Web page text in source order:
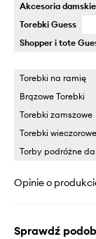
Akcesoria
Torebki Guess
Shopper i tote
Torebki na ramię
Brązowe Torebki
Torebki zamszowe
Torebki wieczorowe
Torby podróżne
Opinie o
Sprawdź